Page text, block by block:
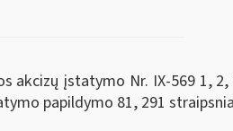
akcizų įstatymo Nr. IX-569 1,
papildymo 81, 291